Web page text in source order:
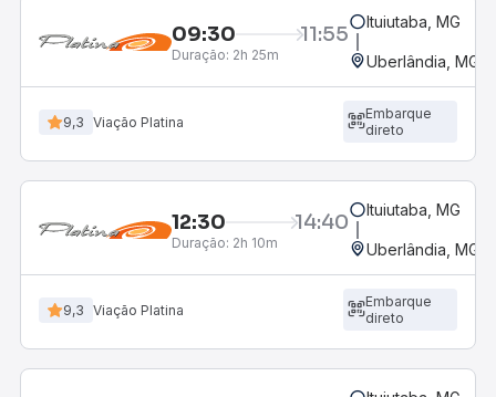
09:30 11:55
Duração: 2h 25m
Ituiutaba, MG
Uberlândia, MG -
9,3 Viação Platina
Embarque
direto
12:30 14:40
Duração: 2h 10m
Ituiutaba, MG
Uberlândia, MG -
9,3 Viação Platina
Embarque
direto